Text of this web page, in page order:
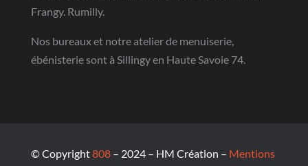
Frangy. Rumilly.
Nos bureaux et notre atelier de menuiserie,
ébénisterie sont à Sillingy en Haute Savoie 74.
© Copyright808– 2024 – HM Création – Mentions